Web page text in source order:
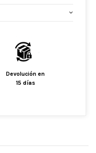
Devolución en
15 días